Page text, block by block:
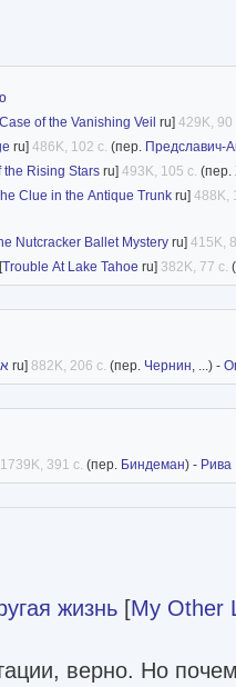
of the Vanishing Veil ru] 429K, 90
ru] 486K, 102 с. (пер. Предславич-
the Rising Stars ru] 493K, 105 с. (пер.
Clue in the Antique Trunk ru] 488K,
Nutcracker Ballet Mystery ru] 415K,
[Trouble At Lake Tahoe ru] 382K, 77 с.
ru] 882K, 206 с. (пер. Чернин, ...) -
1739K, 391 с. (пер. Биндеман) - Рива
жизнь [My Other
верно. Но